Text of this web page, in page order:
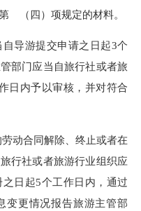
（四）项规定的材料。
导游提交申请之日起3个
部门应当自旅行社或者旅
日内予以审核，并对符合
动合同解除、终止或者在
行社或者旅游行业组织应
日起5个工作日内，通过
变更情况报告旅游主管部